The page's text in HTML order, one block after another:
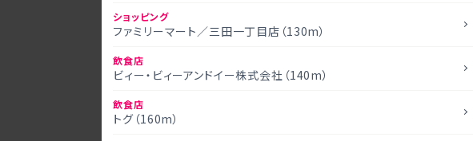
ショッピング
ファミリーマート／三田一丁目店（130m）
飲食店
ビィー・ビィーアンドイー株式会社（140m）
飲食店
トグ（160m）